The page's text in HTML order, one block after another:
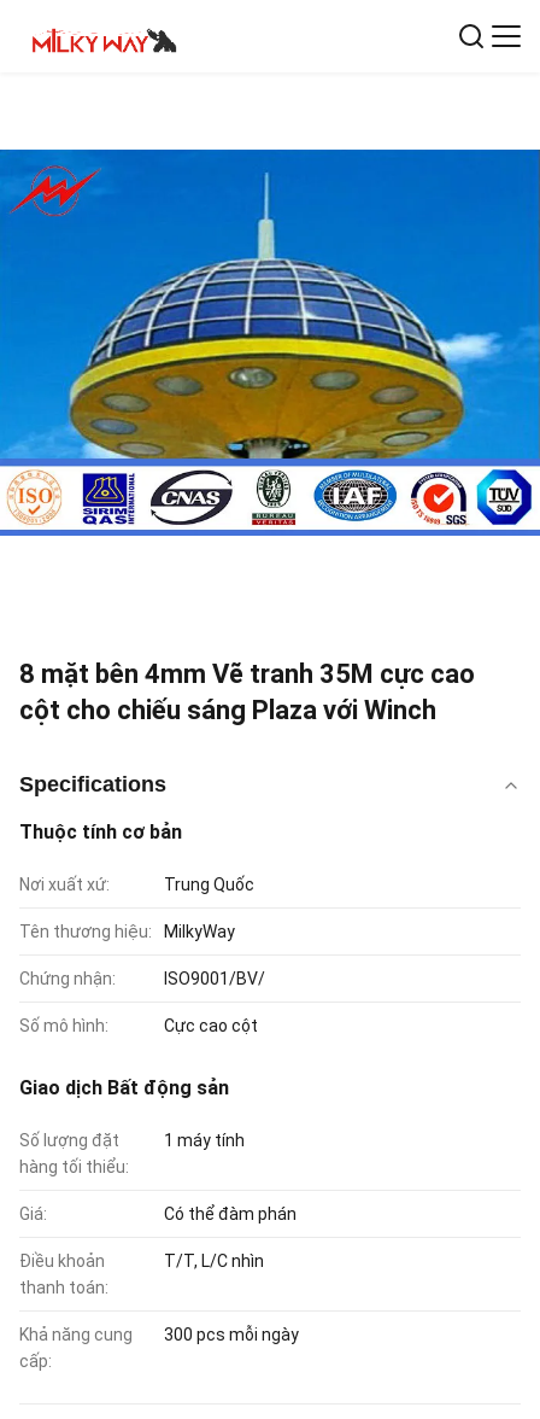
8 mặt bên 4mm Vẽ tranh 35M cực cao
cột cho chiếu sáng Plaza với Winch
Specifications
Thuộc tính cơ bản
Nơi xuất xứ: Trung Quốc
Tên thương hiệu: MilkyWay
Chứng nhận: ISO9001/BV/
Số mô hình: Cực cao cột
Giao dịch Bất động sản
Số lượng đặt
hàng tối thiểu:
1 máy tính
Giá: Có thể đàm phán
Điều khoản
thanh toán:
T/T, L/C nhìn
Khả năng cung
cấp:
300 pcs mỗi ngày